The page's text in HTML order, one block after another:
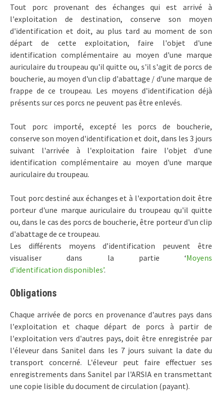
Tout porc provenant des échanges qui est arrivé à
l'exploitation de destination, conserve son moyen
d'identification et doit, au plus tard au moment de son
départ de cette exploitation, faire l'objet d'une
identification complémentaire au moyen d'une marque
auriculaire du troupeau qu'il quitte ou, s'il s'agit de porcs de
boucherie, au moyen d'un clip d'abattage / d'une marque de
frappe de ce troupeau. Les moyens d'identification déjà
présents sur ces porcs ne peuvent pas être enlevés.
Tout porc importé, excepté les porcs de boucherie,
conserve son moyen d'identification et doit, dans les 3 jours
suivant l'arrivée à l'exploitation faire l'objet d'une
identification complémentaire au moyen d'une marque
auriculaire du troupeau.
Tout porc destiné aux échanges et à l'exportation doit être
porteur d'une marque auriculaire du troupeau qu'il quitte
ou, dans le cas des porcs de boucherie, être porteur d'un clip
d'abattage de ce troupeau.
Les différents moyens d’identification peuvent être
visualiser dans la partie ‘Moyens
d’identification disponibles’.
Obligations
Chaque arrivée de porcs en provenance d'autres pays dans
l'exploitation et chaque départ de porcs à partir de
l'exploitation vers d'autres pays, doit être enregistrée par
l'éleveur dans Sanitel dans les 7 jours suivant la date du
transport concerné. L'éleveur peut faire effectuer ses
enregistrements dans Sanitel par l'ARSIA en transmettant
une copie lisible du document de circulation (payant).